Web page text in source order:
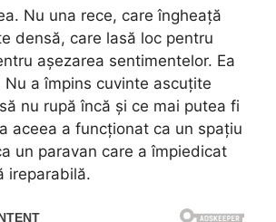
Nu una rece, care îngheață
densă, care lasă loc pentru
așezarea sentimentelor. Ea
Nu a împins cuvinte ascuțite
nu rupă încă și ce mai putea fi
aceea a funcționat ca un spațiu
un paravan care a împiedicat
ireparabilă.